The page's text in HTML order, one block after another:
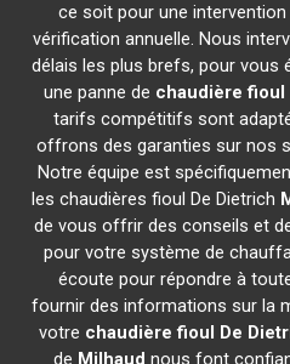
ce soit pour une
vérification annuelle. Nous
délais les plus brefs, pour vous
une panne de chaudière fioul
tarifs compétitifs sont
offrons des garanties sur nos
Notre équipe est
les chaudières fioul De Dietrich
de vous offrir des conseils et
pour votre système de
écoute pour répondre à
fournir des informations sur la
votre chaudière fioul De
de Milhaud nous font